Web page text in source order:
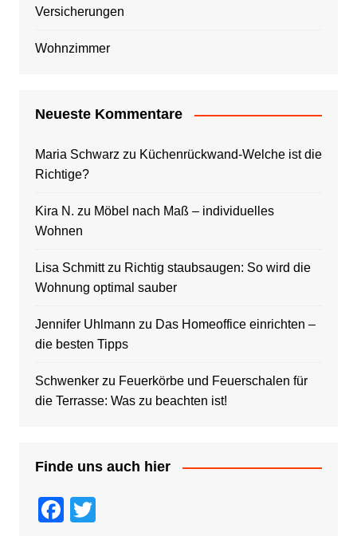
Versicherungen
Wohnzimmer
Neueste Kommentare
Maria Schwarzzu Küchenrückwand-Welche ist die
Richtige?
Kira N. zu Möbel nach Maß – individuelles
Wohnen
Lisa Schmittzu Richtig staubsaugen: So wird die
Wohnung optimal sauber
Jennifer Uhlmann zu Das Homeoffice einrichten –
die besten Tipps
Schwenkerzu Feuerkörbe und Feuerschalen für
die Terrasse: Was zu beachten ist!
Finde uns auch hier
F